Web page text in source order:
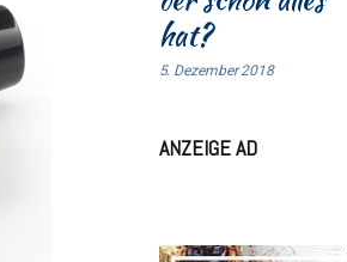
hat?
5. Dezember 2018
ANZEIGE AD